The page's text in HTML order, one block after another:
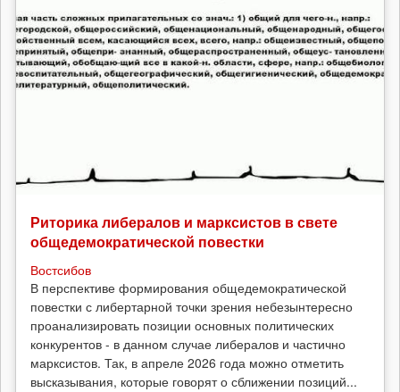
Риторика либералов и марксистов в свете
общедемократической повестки
Востсибов
В перспективе формирования общедемократической
повестки с либертарной точки зрения небезынтересно
проанализировать позиции основных политических
конкурентов - в данном случае либералов и частично
марксистов. Так, в апреле 2026 года можно отметить
высказывания, которые говорят о сближении позиций...